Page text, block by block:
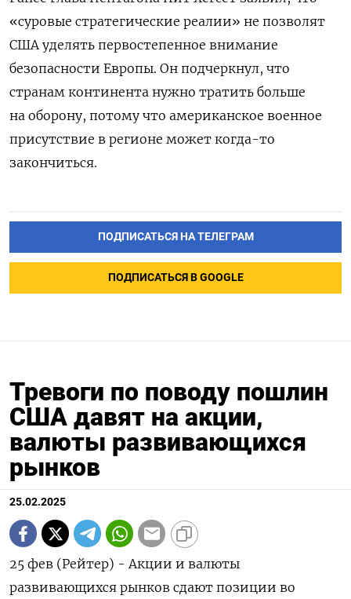
«суровые стратегические реалии» не позволят
США уделять первостепенное внимание
безопасности Европы. Он подчеркнул, что
странам континента нужно тратить больше
на оборону, потому что американское военное
присутствие в регионе может когда-то
закончиться.
ПОДПИСАТЬСЯ НА ТЕЛЕГРАМ
ПОДПИСАТЬСЯ В GOOGLE
Тревоги по поводу пошлин
США давят на акции,
валюты развивающихся
рынков
25.02.2025
25 фев (Рейтер) - Акции и валюты
развивающихся рынков сдают позиции во